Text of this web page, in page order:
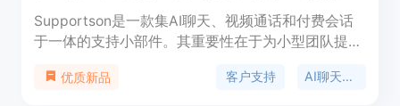
Supportson是一款集AI聊天、视频通话和付费会话
于一体的支持小部件。其重要性在于为小型团队提供
要优点包括可直接与客户交流而非仅处理工单，能够
优质新品 客户支持 AI聊天小部件